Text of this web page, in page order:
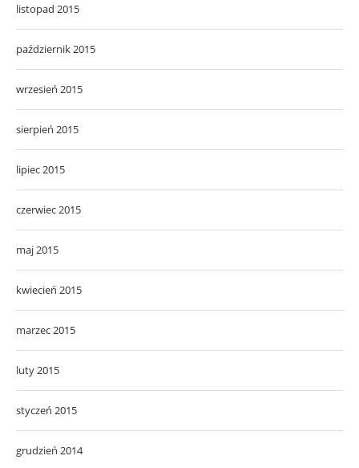
listopad 2015
październik 2015
wrzesień 2015
sierpień 2015
lipiec 2015
czerwiec 2015
maj 2015
kwiecień 2015
marzec 2015
luty 2015
styczeń 2015
grudzień 2014